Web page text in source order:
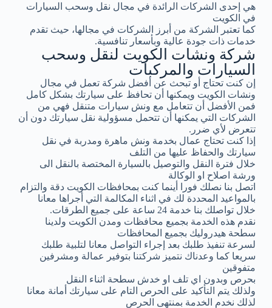
هي إحدى الشركات الرائدة في مجال نقل وسحب السيارات
في الكويت
كما تعتبر الشركة من أبرز الشركات في مجالها، حيث تقدم
خدمات ذات جودة عالية وبأسعار تنافسية.
شركة ونشات الكويت لنقل وسحب
السيارات والمركبات
إن كنت تحتاج أو تبحث عن أفضل شركة تعمل في مجال
ونشات الكويت ويمكنها أن تحافظ على سيارتك بشكل كامل
فمن الأفضل أن تتعامل مع ونش سيارات متنقل فهي من
الشركات التي يمكنها أن تتحمل مسؤولية نقل سيارتك دون أن
تتعرض لأي ضرر.
إذا كنت تحتاج عمال بخدمة ونش ماهرة ومدربة في نقل
سيارتك والحفاظ عليها من التلف
خلال فترة النقل والتوصيل بالسيارة المختصة بالنقل الى
ورشة اصلاح او الوكالة
اتصل بنا نصلك فورا أينما كنت بمحافظات الكويت دقة والتزام
بالمواعيد المحددة لك في اثناء المكالمة التي أجراها معانا
خلال تواصلك بنا خدمة 24 ساعة على جميع الطرقات.
نقدم هذه الخدمة بجميع محافظات ومدن الكويت ولدينا
سطحة هيدروليك بجميع المحافظات
لسرعة تنفيذ طلبك بعد إجراء التواصل معانا لتلبية طلبك
سريعا كما وعدناك نتميز شركتنا بتوفير عمالة ومشرفين
متفوقين
بحرص وبدون اي تلف او خدش سطحة اثناء النقل
ولذلك يتم التأكيد على الحرص التام على سيارتك أمانة معانا
لذلك نخدم الخدمة بمنتهى الحرص